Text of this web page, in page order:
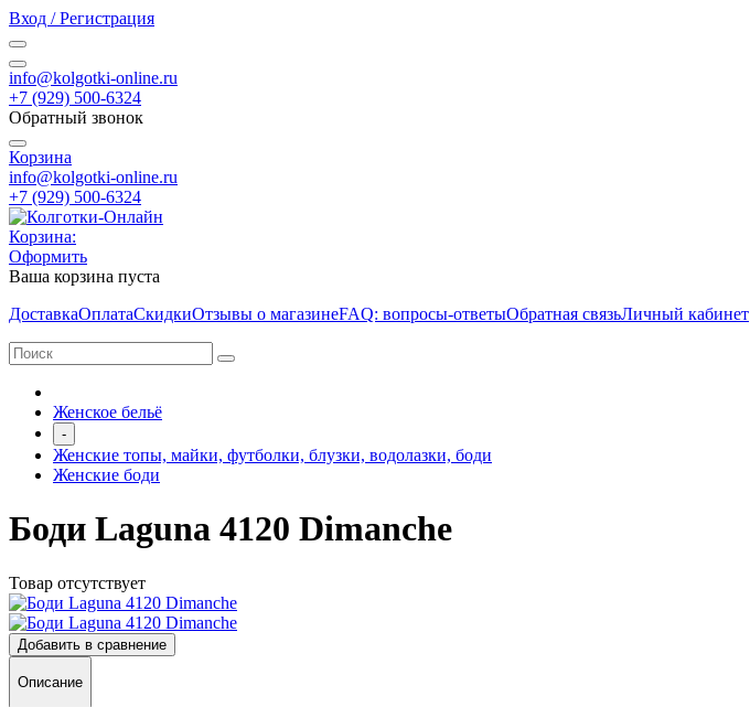
Вход / Регистрация
info@kolgotki-online.ru
+7 (929) 500-6324
Обратный звонок
Корзина
info@kolgotki-online.ru
+7 (929) 500-6324
Корзина:
Оформить
Ваша корзина пуста
ДоставкаОплатаСкидкиОтзывы о магазинеFAQ: вопросы-ответыОбратная связьЛичный кабинет
Женское бельё
-
Женские топы, майки, футболки, блузки, водолазки, боди
Женские боди
Боди Laguna 4120 Dimanche
Товар отсутствует
Добавить в сравнение
Описание